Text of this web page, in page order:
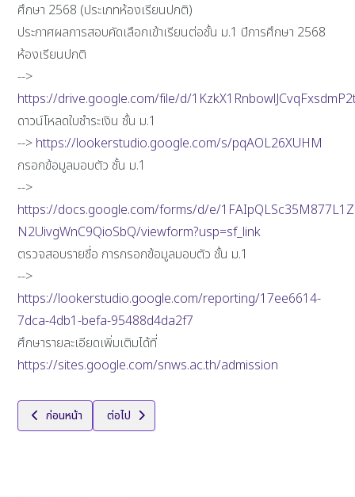
ศึกษา 2568 (ประเภทห้องเรียนปกติ)
ประกาศผลการสอบคัดเลือกเข้าเรียนต่อชั้น ม.1 ปีการศึกษา 2568
ห้องเรียนปกติ
-->
https://drive.google.com/file/d/
ดาวน์โหลดใบชำระเงิน ชั้น ม.1
--> https://lookerstudio.google.com/s/pqAOL26XUHM
กรอกข้อมูลมอบตัว ชั้น ม.1
-->
https://docs.google.com/forms/d/e/
N2UivgWnC9QioSbQ/viewform?usp=sf_link
ตรวจสอบรายชื่อ การกรอกข้อมูลมอบตัว ชั้น ม.1
-->
https://lookerstudio.google.com/reporting/17ee6614-
7dca-4db1-befa-95488d4da2f7
ศึกษารายละเอียดเพิ่มเติมได้ที่
https://sites.google.com/snws.ac.th/admission
เนื้อหาก่อนหน้า: ประกาศผลการสอบคัดเลือกเพื่อเข้าศึกษาต่อระดับชั้น ม.4
ก่อนหน้า เนื้อหาถัดไป: ประกาศเลื่อนกำหนดการสอบคัดเลือกนักเรี
ต่อไป